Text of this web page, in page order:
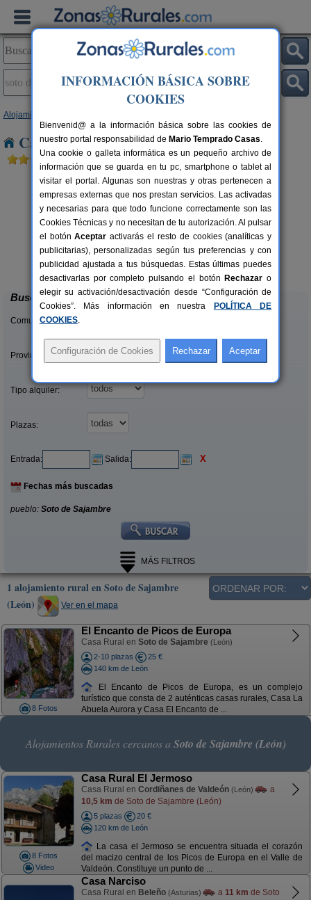
Alojamientos
Casas Rurales en Soto de Sajambre
8+1 pers.
desde27 €
Complejo Rural Aguas Frías
La Omañuela (León)
Buscar
Comunidades:
Provincias/Islas:
Tipo alquiler:
Plazas:
Entrada: Salida: X
Fechas más buscadas
pueblo: Soto de Sajambre
MÁS FILTROS
1 alojamiento rural en Soto de Sajambre
(León)
Ver en el mapa
8 Fotos
El Encanto de Picos de Europa
Casa Rural en Soto de Sajambre (León)
2-10 plazas
25 €
140 km de León
El Encanto de Picos de Europa, es un complejo
turístico que consta de 2 auténticas casas rurales, Casa La
Abuela Aurora y Casa El Encanto de ...
Alojamientos Rurales cercanos a Soto de Sajambre (León)
8 Fotos
Video
Casa Rural El Jermoso
Casa Rural en Cordiñanes de Valdeón (León)
a
10,5 km de Soto de Sajambre (León)
5 plazas
20 €
120 km de León
La casa el Jermoso se encuentra situada el corazón
del macizo central de los Picos de Europa en el Valle de
Valdeón. Constituye un punto de ...
Casa Narciso
Casa Rural en Beleño (Asturias) a 11 km de Soto
INFORMACIÓN BÁSICA SOBRE
COOKIES
Bienvenid@ a la información básica sobre las cookies de
nuestro portal responsabilidad de Mario Temprado Casas.
Una cookie o galleta informática es un pequeño archivo de
información que se guarda en tu pc, smartphone o tablet al
visitar el portal. Algunas son nuestras y otras pertenecen a
empresas externas que nos prestan servicios. Las activadas
y necesarias para que todo funcione correctamente son las
Cookies Técnicas y no necesitan de tu autorización. Al pulsar
el botónAceptar activarás el resto de cookies (analíticas y
publicitarias), personalizadas según tus preferencias y con
publicidad ajustada a tus búsquedas. Estas últimas puedes
desactivarlas por completo pulsando el botón Rechazar o
elegir su activación/desactivación desde “Configuración de
Cookies”. Más información en nuestra
POLÍTICA DE
COOKIES.